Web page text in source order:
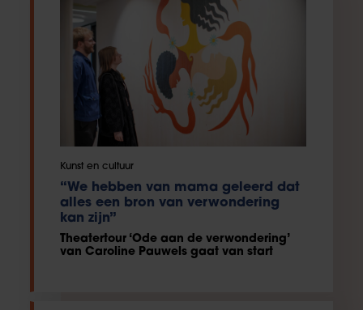
Kunst en cultuur
“We hebben van mama geleerd dat
alles een bron van verwondering
kan zijn”
Theatertour ‘Ode aan de verwondering’
van Caroline Pauwels gaat van start